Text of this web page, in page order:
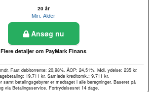
20 år
Min. Alder
Ansøg nu
Flere detaljer om PayMark Finans
Fast debitorrente: 20,98%. ÅOP: 24,51%. Mdl. ydelse: 235 kr.
19.711 kr. Samlede kreditomk.: 9.711 kr.
samt betalingsgebyrer er medtaget i alle beregninger. Baseret på
via Betalingsservice. Fortrydelsesret 14 dage.